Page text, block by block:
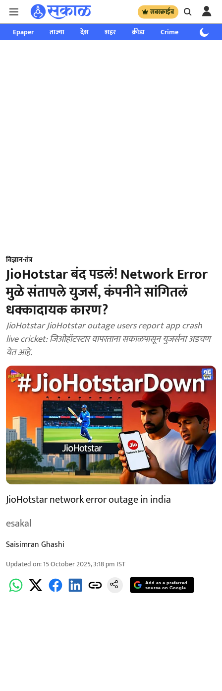
सबस्क्राईब
Epaper ताज्या देश शहर क्रीडा Crime साप्ताहिक
विज्ञान-तंत्र
JioHotstar बंद पडलं! Network Error
मुळे संतापले युजर्स, कंपनीने सांगितलं
धक्कादायक कारण?
JioHotstar JioHotstar outage users report app crash
live cricket: जिओहॉटस्टार वापरताना सकाळपासून युजर्सना अडचण
येत आहे.
JioHotstar network error outage in india
esakal
Saisimran Ghashi
Updated on:15 October 2025, 3:18 pm IST
Add as a preferred
source on Google